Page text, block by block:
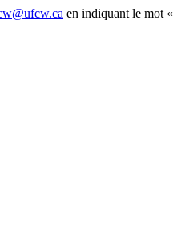
en indiquant le mot «